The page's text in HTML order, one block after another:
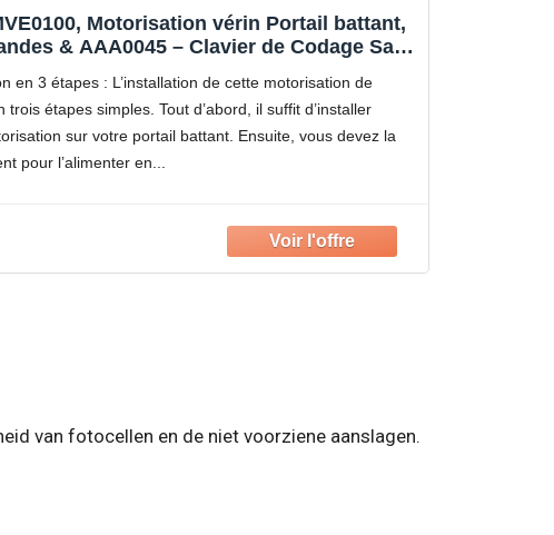
Motorisation vérin Portail battant,
& AAA0045 – Clavier de Codage Sans
Facile
en 3 étapes : L’installation de cette motorisation de
étapes simples. Tout d’abord, il suffit d’installer
sur votre portail battant. Ensuite, vous devez la
pour l’alimenter en
van fotocellen en de niet voorziene aanslagen.